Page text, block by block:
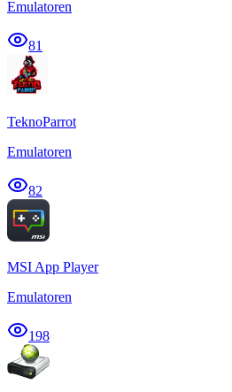
Emulatoren
81
TeknoParrot
Emulatoren
82
MSI App Player
Emulatoren
198